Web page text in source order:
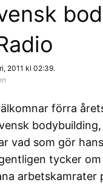
2011 kl 02:39.
förra
vad som gör
tycker
arbetskamrater